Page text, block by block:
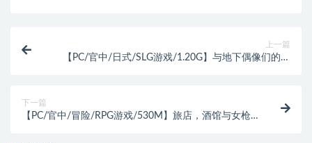
上一篇
【PC/官中/日式/SLG游戏/1.20G】与地下偶像们的集
下一篇
【PC/官中/冒险/RPG游戏/530M】旅店，酒馆与女枪